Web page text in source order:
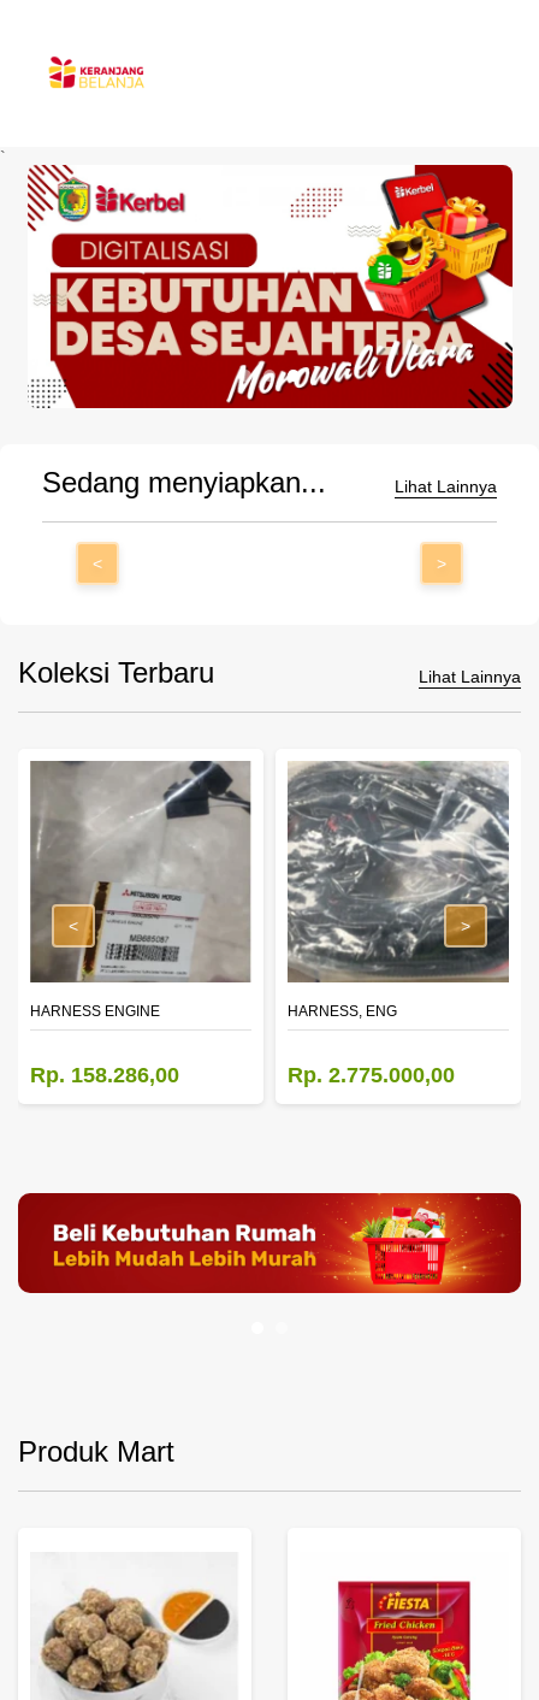
`
Sedang menyiapkan... Lihat Lainnya
< >
Koleksi Terbaru Lihat Lainnya
HARNESS ENGINE
Rp. 158.286,00
HARNESS, ENG
Rp. 2.775.000,00
< >
Produk Mart